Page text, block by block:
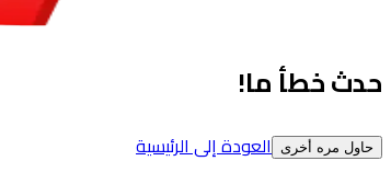
حدث خطأ ما!
حاول مره أخرى العودة إلى الرئيسية